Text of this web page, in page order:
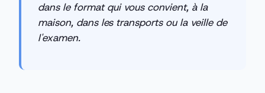
dans le format qui vous convient, à la
maison, dans les transports ou la veille de
l'examen.